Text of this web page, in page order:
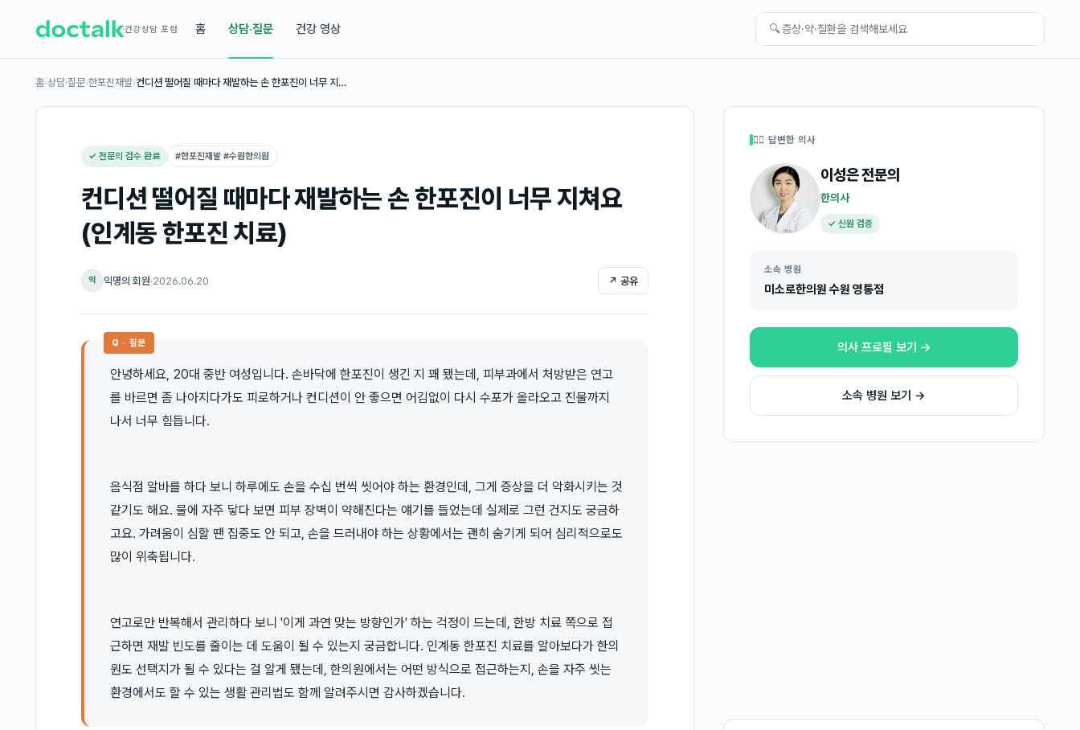
건강상담 포럼 홈 상담·질문 건강 영상 🔍
홈›상담·질문›한포진재발›컨디션 떨어질 때마다 재발하는 손 한포진이 너무 지…
✓ 전문의 검수 완료 #한포진재발 #수원한의원
컨디션 떨어질 때마다 재발하는 손 한포진이 너무 지쳐요
(인계동 한포진 치료)
익 익명의 회원·2026.06.20 ↗ 공유
Q · 질문
안녕하세요, 20대 중반 여성입니다. 손바닥에 한포진이 생긴 지 꽤 됐는데, 피부과에서 처방받은 연고
를 바르면 좀 나아지다가도 피로하거나 컨디션이 안 좋으면 어김없이 다시 수포가 올라오고 진물까지
나서 너무 힘듭니다.
음식점 알바를 하다 보니 하루에도 손을 수십 번씩 씻어야 하는 환경인데, 그게 증상을 더 악화시키는 것
같기도 해요. 물에 자주 닿다 보면 피부 장벽이 약해진다는 얘기를 들었는데 실제로 그런 건지도 궁금하
고요. 가려움이 심할 땐 집중도 안 되고, 손을 드러내야 하는 상황에서는 괜히 숨기게 되어 심리적으로도
많이 위축됩니다.
연고로만 반복해서 관리하다 보니 '이게 과연 맞는 방향인가' 하는 걱정이 드는데, 한방 치료 쪽으로 접
근하면 재발 빈도를 줄이는 데 도움이 될 수 있는지 궁금합니다. 인계동 한포진 치료를 알아보다가 한의
원도 선택지가 될 수 있다는 걸 알게 됐는데, 한의원에서는 어떤 방식으로 접근하는지, 손을 자주 씻는
환경에서도 할 수 있는 생활 관리법도 함께 알려주시면 감사하겠습니다.
👩‍⚕️ 답변한 의사
이성은전문의
한의사
✓ 신원 검증
소속 병원
미소로한의원 수원 영통점
의사 프로필 보기 →
소속 병원 보기 →